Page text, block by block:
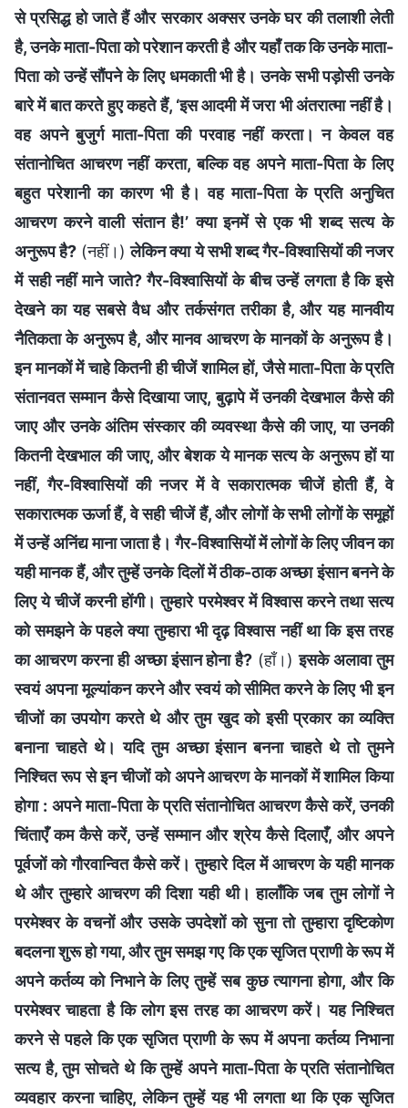
से प्रसिद्ध हो जाते हैं और सरकार अक्सर उनके घर की तलाशी लेती
है, उनके माता-पिता को परेशान करती है और यहाँ तक कि उनके माता-
पिता को उन्हें सौंपने के लिए धमकाती भी है। उनके सभी पड़ोसी उनके
बारे में बात करते हुए कहते हैं, ‘इस आदमी में जरा भी अंतरात्मा नहीं है।
वह अपने बुजुर्ग माता-पिता की परवाह नहीं करता। न केवल वह
संतानोचित आचरण नहीं करता, बल्कि वह अपने माता-पिता के लिए
बहुत परेशानी का कारण भी है। वह माता-पिता के प्रति अनुचित
आचरण करने वाली संतान है!’ क्या इनमें से एक भी शब्द सत्य के
अनुरूप है? (नहीं।)लेकिन क्या ये सभी शब्द गैर-विश्वासियों की नजर
में सही नहीं माने जाते? गैर-विश्वासियों के बीच उन्हें लगता है कि इसे
देखने का यह सबसे वैध और तर्कसंगत तरीका है, और यह मानवीय
नैतिकता के अनुरूप है, और मानव आचरण के मानकों के अनुरूप है।
इन मानकों में चाहे कितनी ही चीजें शामिल हों, जैसे माता-पिता के प्रति
संतानवत सम्मान कैसे दिखाया जाए, बुढ़ापे में उनकी देखभाल कैसे की
जाए और उनके अंतिम संस्कार की व्यवस्था कैसे की जाए, या उनकी
कितनी देखभाल की जाए, और बेशक ये मानक सत्य के अनुरूप हों या
नहीं, गैर-विश्वासियों की नजर में वे सकारात्मक चीजें होती हैं, वे
सकारात्मक ऊर्जा हैं, वे सही चीजें हैं, और लोगों के सभी लोगों के समूहों
में उन्हें अनिंद्य माना जाता है। गैर-विश्वासियों में लोगों के लिए जीवन का
यही मानक हैं, और तुम्हें उनके दिलों में ठीक-ठाक अच्छा इंसान बनने के
लिए ये चीजें करनी होंगी। तुम्हारे परमेश्वर में विश्वास करने तथा सत्य
को समझने के पहले क्या तुम्हारा भी दृढ़ विश्वास नहीं था कि इस तरह
का आचरण करना ही अच्छा इंसान होना है? (हाँ।)इसके अलावा तुम
स्वयं अपना मूल्यांकन करने और स्वयं को सीमित करने के लिए भी इन
चीजों का उपयोग करते थे और तुम खुद को इसी प्रकार का व्यक्ति
बनाना चाहते थे। यदि तुम अच्छा इंसान बनना चाहते थे तो तुमने
निश्चित रूप से इन चीजों को अपने आचरण के मानकों में शामिल किया
होगा : अपने माता-पिता के प्रति संतानोचित आचरण कैसे करें, उनकी
चिंताएँ कम कैसे करें, उन्हें सम्मान और श्रेय कैसे दिलाएँ, और अपने
पूर्वजों को गौरवान्वित कैसे करें। तुम्हारे दिल में आचरण के यही मानक
थे और तुम्हारे आचरण की दिशा यही थी। हालाँकि जब तुम लोगों ने
परमेश्वर के वचनों और उसके उपदेशों को सुना तो तुम्हारा दृष्टिकोण
बदलना शुरू हो गया, और तुम समझ गए कि एक सृजित प्राणी के रूप में
अपने कर्तव्य को निभाने के लिए तुम्हें सब कुछ त्यागना होगा, और कि
परमेश्वर चाहता है कि लोग इस तरह का आचरण करें। यह निश्चित
करने से पहले कि एक सृजित प्राणी के रूप में अपना कर्तव्य निभाना
सत्य है, तुम सोचते थे कि तुम्हें अपने माता-पिता के प्रति संतानोचित
व्यवहार करना चाहिए, लेकिन तुम्हें यह भी लगता था कि एक सृजित